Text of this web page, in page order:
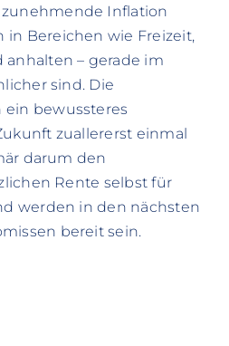
Inflation
Bereichen wie Freizeit,
– gerade im
sind. Die
bewussteres
zuallererst einmal
darum den
Rente selbst für
werden in den nächsten
bereit sein.